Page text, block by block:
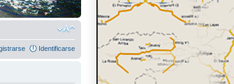
Identificarse